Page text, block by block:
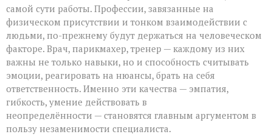
самой сути работы. Профессии, завязанные на
физическом присутствии и тонком взаимодействии с
людьми, по-прежнему будут держаться на человеческом
факторе. Врач, парикмахер, тренер — каждому из них
важны не только навыки, но и способность считывать
эмоции, реагировать на нюансы, брать на себя
ответственность. Именно эти качества — эмпатия,
гибкость, умение действовать в
неопределённости — становятся главным аргументом в
пользу незаменимости специалиста.